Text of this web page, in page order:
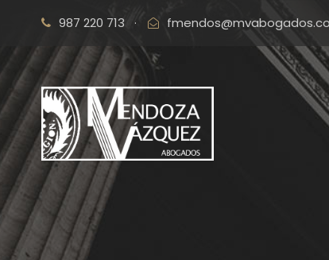
987 220 713 ·